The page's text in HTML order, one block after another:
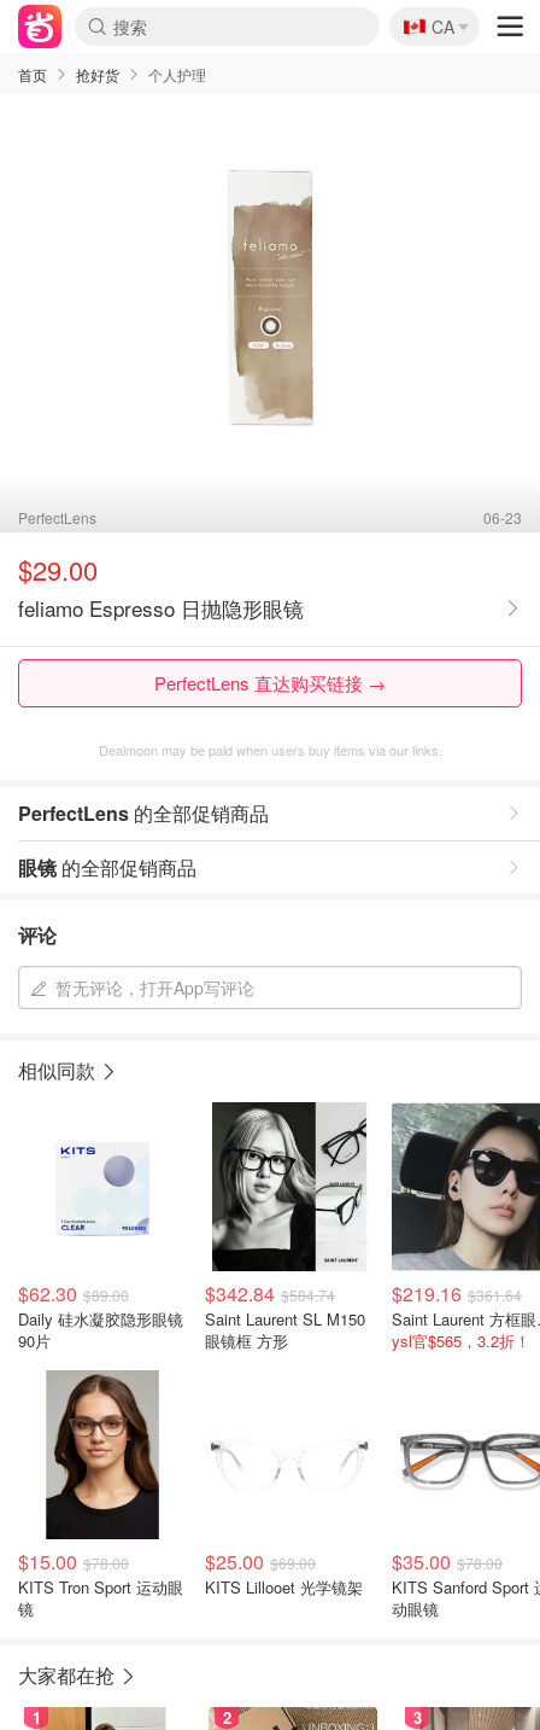
🇨🇦
CA
首页 抢好货 个人护理
PerfectLens 06-23
$29.00
feliamo Espresso 日抛隐形眼镜
PerfectLens 直达购买链接 →
Dealmoon may be paid when users buy items via our links.
PerfectLens 的全部促销商品
眼镜 的全部促销商品
评论
暂无评论，打开App写评论
相似同款
$62.30 $89.00
Daily 硅水凝胶隐形眼镜
90片
$342.84 $584.74
Saint Laurent SL M150
眼镜框 方形
$219.16 $361.64
ysl官$565，3.2折！
$15.00 $78.00
KITS Tron Sport 运动眼
镜
$25.00 $69.00
KITS Lillooet 光学镜架
$35.00 $78.00
KITS Sanford Sport
动眼镜
大家都在抢
1 2 3